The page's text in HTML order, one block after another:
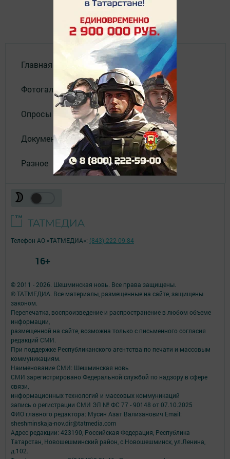
Главная
Фотогалереи
Опросы
Документы
Разное
© 2011 - 2026. Шешминская новь. Все права защищены.
© ТАТМЕДИА. Все материалы, размещенные на сайте, защищены
законом.
Перепечатка, воспроизведение и распространение в любом объеме
информации,
размещенной на сайте, возможна только с письменного согласия
редакций СМИ.
При поддержке Республиканского агентства по печати и массовым
коммуникациям.
Наименование СМИ: Шешминская новь
СМИ зарегистрировано Федеральной службой по надзору в сфере
связи,
информационных технологий и массовых коммуникаций
запись о регистрации СМИ ЭЛ № ФС 77 - 90148 от 07.10.2025
ФИО главного редактора: Мусин Азат Вализанович Email:
sheshminskaja-nov.dir@tatmedia.com
Адрес редакции: 423190, Российская Федерация, Республика
Татарстан, Новошешминский район, с.Новошешминск, ул.Ленина,
д.102.
Телефон АО «ТАТМЕДИА»: (843) 222 09 84
16+